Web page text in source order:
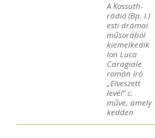
A Kossuth-
rádió (Bp. I.)
esti drámai
műsorából
kiemelkedik
Ion Luca
Caragiale
román író
„Elveszett
levél” c.
műve, amely
kedden